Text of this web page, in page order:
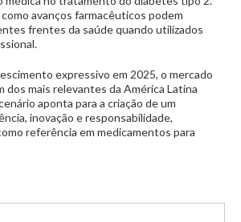
avanços farmacêuticos podem
frentes da saúde quando utilizados
expressivo em 2025, o mercado
dos mais relevantes da América Latina
aponta para a criação de um
inovação e responsabilidade,
referência em medicamentos para